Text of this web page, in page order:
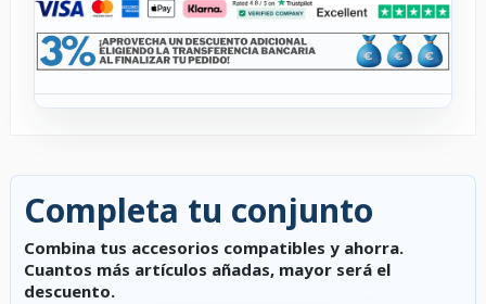
Completa tu conjunto
Combina tus accesorios compatibles y ahorra.
Cuantos más artículos añadas, mayor será el
descuento.